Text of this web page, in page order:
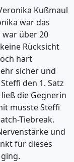
Kußmaul
war das
war über 20
Rücksicht
hart
sicher und
den 1. Satz
die Gegnerin
musste Steffi
Tiebreak.
und
für dieses